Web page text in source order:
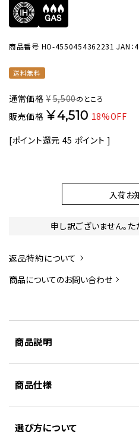
商品番号 HO-4550454362231 JAN
送料無料
通常価格 ¥5,500のところ
販売価格 ¥4,510 18%OFF
[ポイント還元 45 ポイント ]
入荷お
申し訳ございません。
返品特約について
商品についてのお問い合わせ
商品説明
商品仕様
選び方について